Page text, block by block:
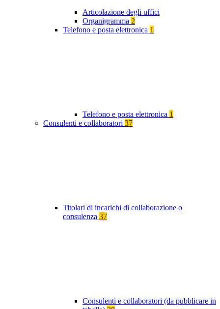
Articolazione degli uffici
Organigramma 2
Telefono e posta elettronica 1
Telefono e posta elettronica 1
Consulenti e collaboratori 37
Titolari di incarichi di collaborazione o
consulenza 37
Consulenti e collaboratori (da pubblicare in